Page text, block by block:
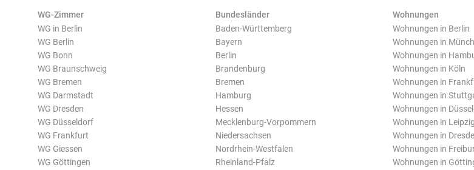
WG-Zimmer
WG in Berlin
WG Berlin
WG Bonn
WG Braunschweig
WG Bremen
WG Darmstadt
WG Dresden
WG Düsseldorf
WG Frankfurt
WG Giessen
WG Göttingen
Bundesländer
Baden-Württemberg
Bayern
Berlin
Brandenburg
Bremen
Hamburg
Hessen
Mecklenburg-Vorpommern
Niedersachsen
Nordrhein-Westfalen
Rheinland-Pfalz
Wohnungen
Wohnungen in Berlin
Wohnungen in
Wohnungen in
Wohnungen in Köln
Wohnungen in
Wohnungen in
Wohnungen in
Wohnungen in Leipzig
Wohnungen in
Wohnungen in
Wohnungen in